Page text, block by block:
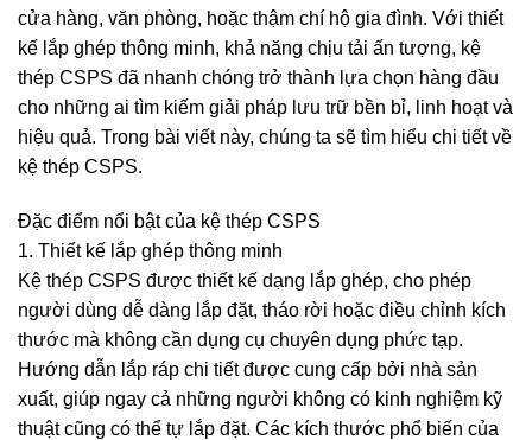
cửa hàng, văn phòng, hoặc thậm chí hộ gia đình. Với thiết
kế lắp ghép thông minh, khả năng chịu tải ấn tượng, kệ
thép CSPS đã nhanh chóng trở thành lựa chọn hàng đầu
cho những ai tìm kiếm giải pháp lưu trữ bền bỉ, linh hoạt và
hiệu quả. Trong bài viết này, chúng ta sẽ tìm hiểu chi tiết về
kệ thép CSPS.
Đặc điểm nổi bật của kệ thép CSPS
1. Thiết kế lắp ghép thông minh
Kệ thép CSPS được thiết kế dạng lắp ghép, cho phép
người dùng dễ dàng lắp đặt, tháo rời hoặc điều chỉnh kích
thước mà không cần dụng cụ chuyên dụng phức tạp.
Hướng dẫn lắp ráp chi tiết được cung cấp bởi nhà sản
xuất, giúp ngay cả những người không có kinh nghiệm kỹ
thuật cũng có thể tự lắp đặt. Các kích thước phổ biến của